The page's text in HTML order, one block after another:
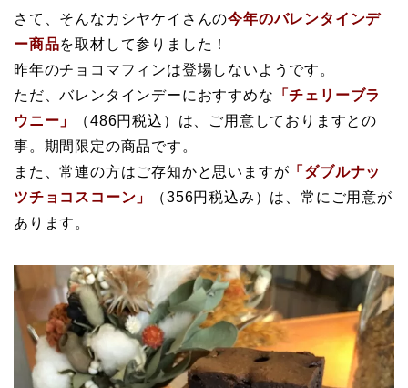
さて、そんなカシヤケイさんの今年のバレンタインデ
ー商品を取材して参りました！
昨年のチョコマフィンは登場しないようです。
ただ、バレンタインデーにおすすめな 「チェリーブラ
ウニー」
（486円税込）は、ご用意しておりますとの
事。期間限定の商品です。
また、常連の方はご存知かと思いますが 「ダブルナッ
ツチョコスコーン」
（356円税込み）は、常にご用意が
あります。